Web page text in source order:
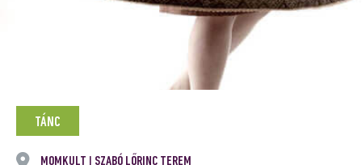
TÁNC
MOMKULT SZABÓ LŐRINC TEREM